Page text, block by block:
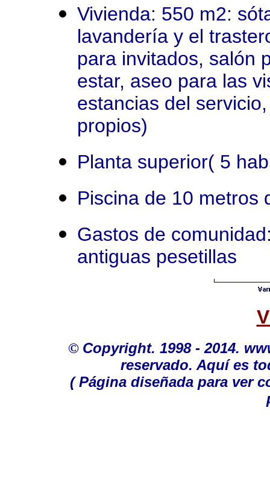
Vivienda: 550 m2:
lavandería y el
para invitados, salón
estar, aseo para las
estancias del
propios)
Planta superior( 5
Piscina de 10 metros
Gastos de
antiguas pesetillas
© Copyright. 1998 - 2014.
reservado. Aquí es
( Página diseñada para ver